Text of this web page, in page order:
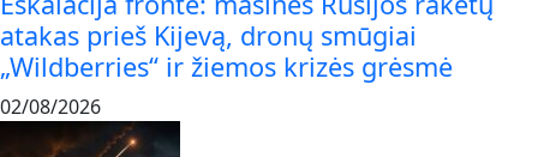
atakas prieš Kijevą, dronų smūgiai
„Wildberries“ ir žiemos krizės grėsmė
02/08/2026